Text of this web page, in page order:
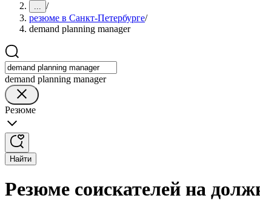
... /
резюме в Санкт-Петербурге/
demand planning manager
demand planning manager
Резюме
Найти
Резюме соискателей на